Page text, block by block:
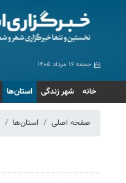
جمعه ۱۶ مرداد ۱۴۰۵
خانه شهر زندگی استان‌ها
صفحه اصلی استان‌ها